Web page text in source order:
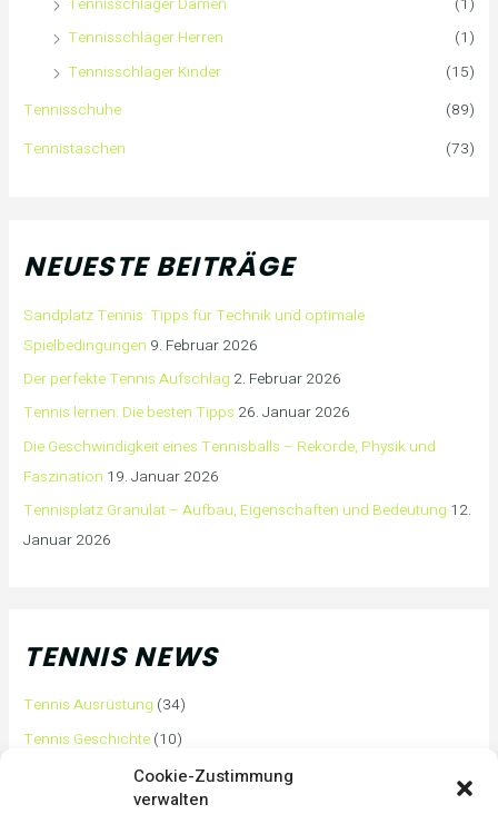
Cookie-Zustimmung
verwalten
Tennisschläger Damen
(1)
Tennisschläger Herren
(1)
Tennisschläger Kinder
(15)
Tennisschuhe
(89)
Tennistaschen
(73)
NEUESTE BEITRÄGE
Sandplatz Tennis: Tipps für Technik und optimale
Spielbedingungen 9. Februar 2026
Der perfekte Tennis Aufschlag 2. Februar 2026
Tennis lernen: Die besten Tipps 26. Januar 2026
Die Geschwindigkeit eines Tennisballs – Rekorde, Physik und
Faszination 19. Januar 2026
Tennisplatz Granulat – Aufbau, Eigenschaften und Bedeutung 12.
Januar 2026
TENNIS NEWS
Tennis Ausrüstung (34)
Tennis Geschichte (10)
Tennis Tipps und Tricks(63)
(3)